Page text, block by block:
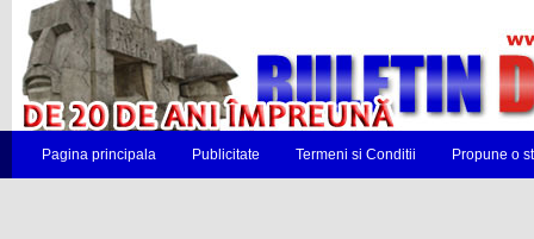
Pagina principala Publicitate Termeni si Conditii Propune o